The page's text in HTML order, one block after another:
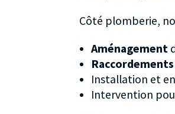
Côté plomberie,
Aménagement
Raccordements
Installation et
Intervention